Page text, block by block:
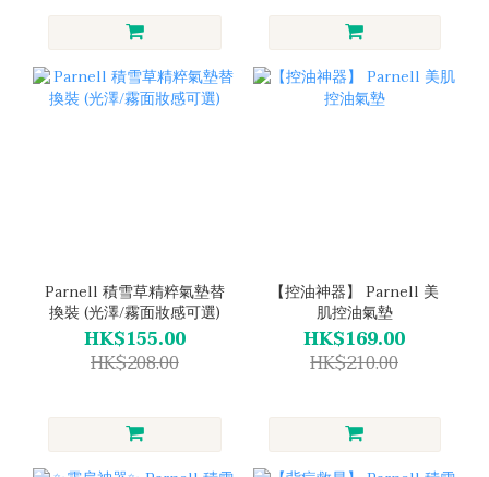
Parnell 積雪草精粹氣墊替
換裝 (光澤/霧面妝感可選)
HK$155.00
HK$208.00
【控油神器】 Parnell 美
肌控油氣墊
HK$169.00
HK$210.00